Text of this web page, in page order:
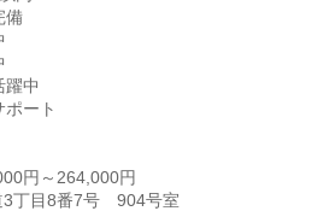
備
躍中
ポート
円～264,000円
3丁目8番7号 904号室